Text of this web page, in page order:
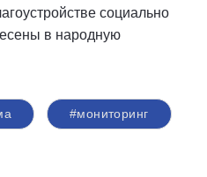
социально
в народную
#мониторинг